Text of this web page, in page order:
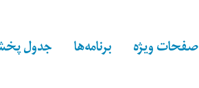
صفحات ویژه برنامه‌ها جدول